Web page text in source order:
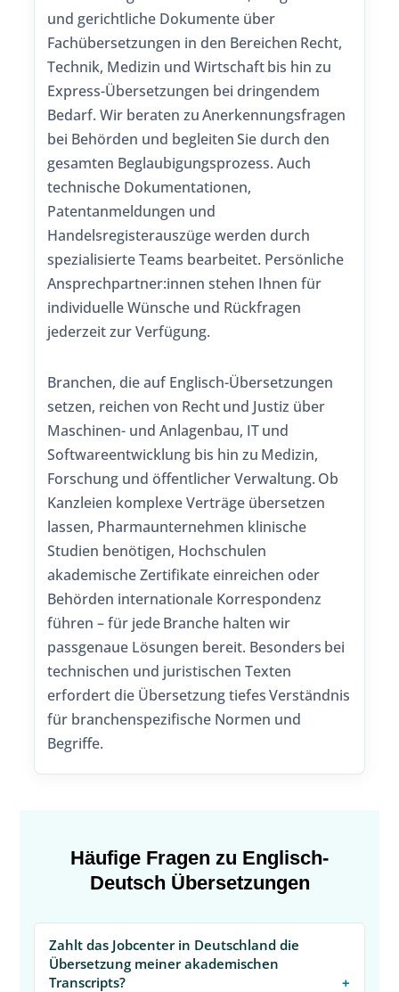
und gerichtliche Dokumente über
Fachübersetzungen in den Bereichen Recht,
Technik, Medizin und Wirtschaft bis hin zu
Express-Übersetzungen bei dringendem
Bedarf. Wir beraten zu Anerkennungsfragen
bei Behörden und begleiten Sie durch den
gesamten Beglaubigungsprozess. Auch
technische Dokumentationen,
Patentanmeldungen und
Handelsregisterauszüge werden durch
spezialisierte Teams bearbeitet. Persönliche
Ansprechpartner:innen stehen Ihnen für
individuelle Wünsche und Rückfragen
jederzeit zur Verfügung.
Branchen, die auf Englisch-Übersetzungen
setzen, reichen von Recht und Justiz über
Maschinen- und Anlagenbau, IT und
Softwareentwicklung bis hin zu Medizin,
Forschung und öffentlicher Verwaltung. Ob
Kanzleien komplexe Verträge übersetzen
lassen, Pharmaunternehmen klinische
Studien benötigen, Hochschulen
akademische Zertifikate einreichen oder
Behörden internationale Korrespondenz
führen – für jede Branche halten wir
passgenaue Lösungen bereit. Besonders bei
technischen und juristischen Texten
erfordert die Übersetzung tiefes Verständnis
für branchenspezifische Normen und
Begriffe.
Häufige Fragen zu Englisch-
Deutsch Übersetzungen
Zahlt das Jobcenter in Deutschland die
Übersetzung meiner akademischen
Transcripts?